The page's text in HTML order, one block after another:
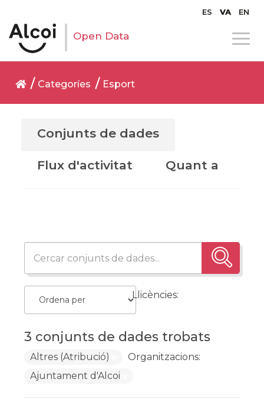
ES VA EN
Open Data
Categoríes Esport
Conjunts de dades
Flux d'activitat Quant a
3 conjunts de dades trobats
Llicències:
Altres (Atribució)
Organitzacions:
Ajuntament d'Alcoi